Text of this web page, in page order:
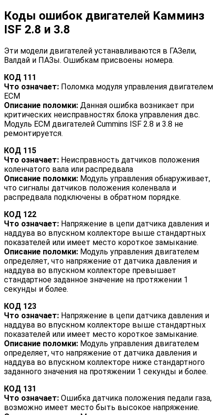
Коды ошибок двигателей Kамминз
ISF 2.8 и 3.8
Эти модели двигателей устанавливаются в ГАЗели,
Валдай и ПАЗы. Ошибкам присвоены номера.
КОД 111
Что означает: Поломка модуля управления двигателем
ЕСМ
Описание поломки: Данная ошибка возникает при
критических неисправностях блока управления двс.
Модуль ЕСМ двигателей Cummins ISF 2.8 и 3.8 не
ремонтируется.
КОД 115
Что означает: Неисправность датчиков положения
коленчатого вала или распредвала
Описание поломки: Модуль управления обнаруживает,
что сигналы датчиков положения коленвала и
распредвала подключены в обратном порядке.
КОД 122
Что означает: Напряжение в цепи датчика давления и
наддува во впускном коллекторе выше стандартных
показателей или имеет место короткое замыкание.
Описание поломки: Модуль управления двигателем
определяет, что напряжение от датчика давления и
наддува во впускном коллекторе превышает
стандартное заданное значение на протяжении 1
секунды и более.
КОД 123
Что означает: Напряжение в цепи датчика давления и
наддува во впускном коллекторе выше стандартных
показателей или имеет место короткое замыкание.
Описание поломки: Модуль управления двигателем
определяет, что напряжение от датчика давления и
наддува во впускном коллекторе ниже стандартного
заданного значения на протяжении 1 секунды и более.
КОД 131
Что означает: Ошибка датчика положения педали газа,
возможно имеет место быть высокое напряжение.